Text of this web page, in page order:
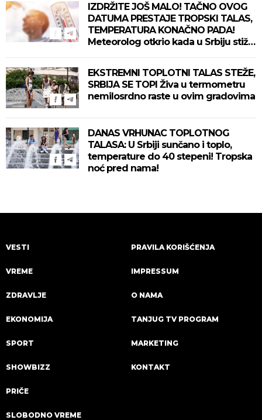
IZDRŽITE JOŠ MALO! TAČNO OVOG
DATUMA PRESTAJE TROPSKI TALAS,
TEMPERATURA KONAČNO PADA!
Meteorolog otkrio kada u Srbiju stiže
EKSTREMNI TOPLOTNI TALAS STEŽE,
SRBIJA SE TOPI Živa u termometru
nemilosrdno raste u ovim gradovima
DANAS VRHUNAC TOPLOTNOG
TALASA: U Srbiji sunčano i toplo,
temperature do 40 stepeni! Tropska
noć pred nama!
VESTI
VREME
ZDRAVLJE
EKONOMIJA
SPORT
SHOWBIZZ
PRIČE
SLOBODNO VREME
PRAVILA KORIŠĆENJA
IMPRESSUM
O NAMA
TANJUG TV PROGRAM
MARKETING
KONTAKT